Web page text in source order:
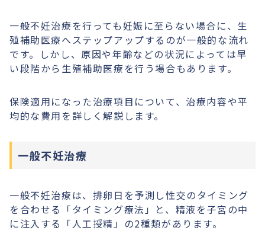
一般不妊治療を行っても妊娠に至らない場合に、生
殖補助医療へステップアップするのが一般的な流れ
です。しかし、原因や年齢などの状況によっては早
い段階から生殖補助医療を行う場合もあります。
保険適用になった治療項目について、治療内容や平
均的な費用を詳しく解説します。
一般不妊治療
一般不妊治療は、排卵日を予測し性交のタイミング
を合わせる「タイミング療法」と、精液を子宮の中
に注入する「人工授精」の2種類があります。